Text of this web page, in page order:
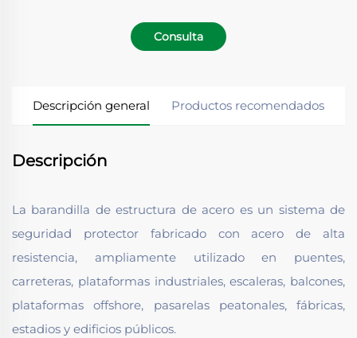
Consulta
Descripción general Productos recomendados
Descripción
La barandilla de estructura de acero es un sistema de
seguridad protector fabricado con acero de alta
resistencia, ampliamente utilizado en puentes,
carreteras, plataformas industriales, escaleras, balcones,
plataformas offshore, pasarelas peatonales, fábricas,
estadios y edificios públicos.